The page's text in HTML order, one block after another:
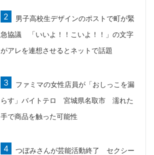
男子高校生デザインのポストで町が緊
急協議 「いいよ！！こいよ！！」の文字
がアレを連想させるとネットで話題
ファミマの女性店員が「おしっこを漏
らす」バイトテロ 宮城県名取市 濡れた
手で商品を触った可能性
つぼみさんが芸能活動終了 セクシー